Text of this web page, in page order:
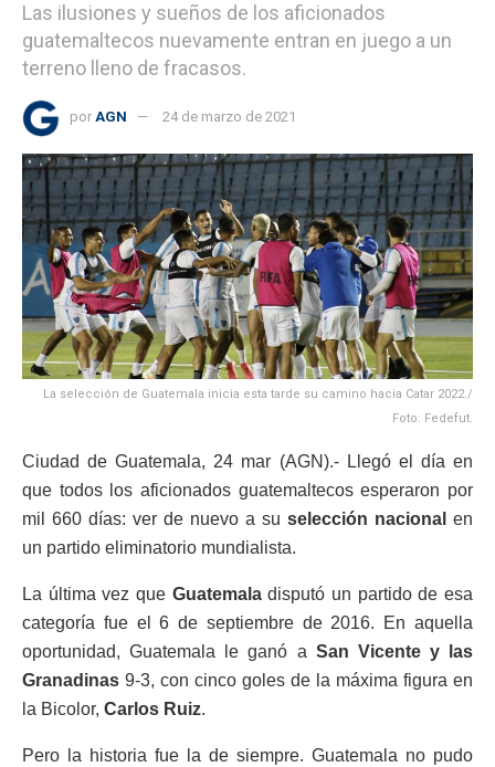
Las ilusiones y sueños de los aficionados
guatemaltecos nuevamente entran en juego a un
terreno lleno de fracasos.
por AGN 24 de marzo de 2021
La selección de Guatemala inicia esta tarde su camino hacia Catar 2022./
Foto: Fedefut.
Ciudad de Guatemala, 24 mar (AGN).- Llegó el día en
que todos los aficionados guatemaltecos esperaron por
mil 660 días: ver de nuevo a su selección nacional en
un partido eliminatorio mundialista.
La última vez que Guatemaladisputó un partido de esa
categoría fue el 6 de septiembre de 2016. En aquella
oportunidad, Guatemala le ganó a San Vicente y las
Granadinas 9-3, con cinco goles de la máxima figura en
la Bicolor, Carlos Ruiz.
Pero la historia fue la de siempre. Guatemala no pudo